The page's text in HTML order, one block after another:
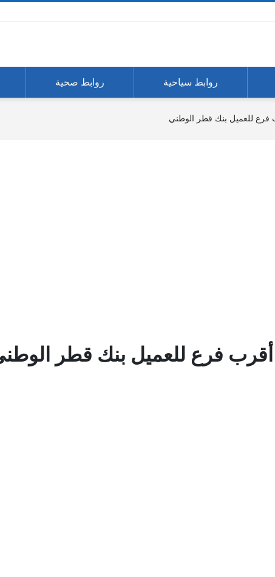
روابط سياحية روابط صحية
فرع للعميل بنك قطر الوطني
فرع للعميل بنك قطر